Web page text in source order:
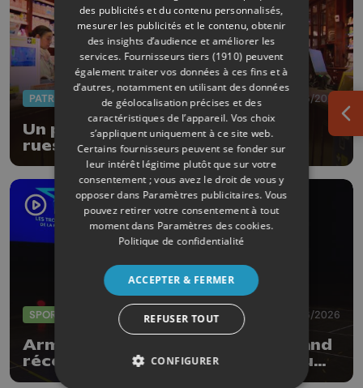
PATRIMOINE 18/06/2026
Un parcours thématique dans les
rues de la Ville de Liège
SPORTS 04/06/2026
Armand Marchant et Julie Allemand
récompensés par les Trophées du
sport de la Province de Liège
des publicités et du contenu personnalisés,
mesurer les publicités et le contenu, obtenir
des insights d’audience et améliorer les
services. Fournisseurs tiers (1910) peuvent
également traiter vos données à ces fins et à
d’autres, notamment en utilisant des données
de géolocalisation précises et des
caractéristiques de l’appareil. Vos choix
s’appliquent uniquement à ce site web.
Certains fournisseurs peuvent se fonder sur
leur intérêt légitime plutôt que sur votre
consentement ; vous avez le droit de vous y
opposer dans Paramètres publicitaires. Vous
pouvez retirer votre consentement à tout
moment dans Paramètres des cookies.
Politique de confidentialité
ACCEPTER & FERMER
REFUSER TOUT
CONFIGURER